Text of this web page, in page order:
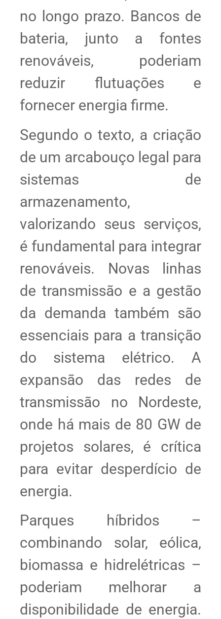
no longo prazo. Bancos de
bateria, junto a fontes
renováveis, poderiam
reduzir flutuações e
fornecer energia firme.
Segundo o texto, a criação
de um arcabouço legal para
sistemas de
armazenamento,
valorizando seus serviços,
é fundamental para integrar
renováveis. Novas linhas
de transmissão e a gestão
da demanda também são
essenciais para a transição
do sistema elétrico. A
expansão das redes de
transmissão no Nordeste,
onde há mais de 80 GW de
projetos solares, é crítica
para evitar desperdício de
energia.
Parques híbridos –
combinando solar, eólica,
biomassa e hidrelétricas –
poderiam melhorar a
disponibilidade de energia.